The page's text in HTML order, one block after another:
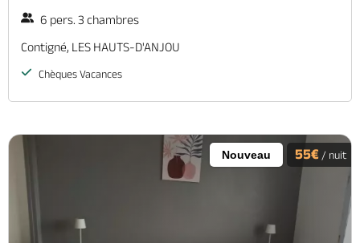
6 pers. 3 chambres
Contigné, LES HAUTS-D'ANJOU
Chèques Vacances
Nouveau 55€ / nuit